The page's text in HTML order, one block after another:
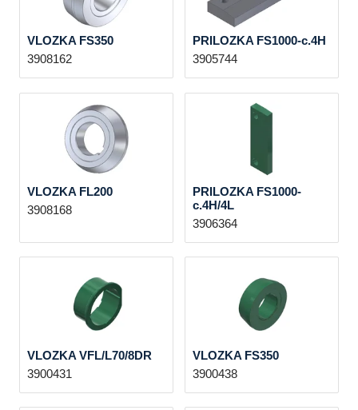
VLOZKA FS350
3908162
PRILOZKA FS1000-c.4H
3905744
VLOZKA FL200
3908168
PRILOZKA FS1000-
c.4H/4L
3906364
VLOZKA VFL/L70/8DR
3900431
VLOZKA FS350
3900438